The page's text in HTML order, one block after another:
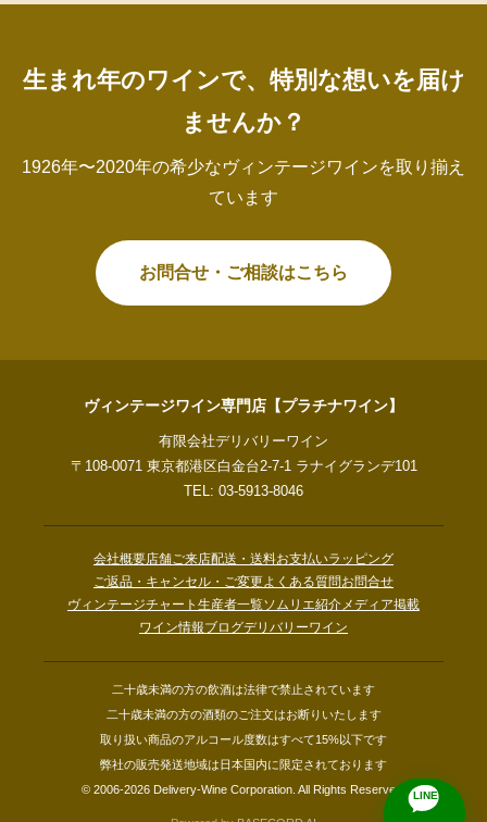
生まれ年のワインで、特別な想いを届け
ませんか？
1926年〜2020年の希少なヴィンテージワインを取り揃え
ています
お問合せ・ご相談はこちら
ヴィンテージワイン専門店【プラチナワイン】
有限会社デリバリーワイン
〒108-0071 東京都港区白金台2-7-1 ラナイグランデ101
TEL: 03-5913-8046
会社概要店舗ご来店配送・送料お支払いラッピング
ご返品・キャンセル・ご変更よくある質問お問合せ
ヴィンテージチャート 生産者一覧ソムリエ紹介メディア掲載
ワイン情報ブログデリバリーワイン
二十歳未満の方の飲酒は法律で禁止されています
二十歳未満の方の酒類のご注文はお断りいたします
取り扱い商品のアルコール度数はすべて15%以下です
弊社の販売発送地域は日本国内に限定されております
© 2006-2026 Delivery-Wine Corporation. All Rights Reserved.
LINE